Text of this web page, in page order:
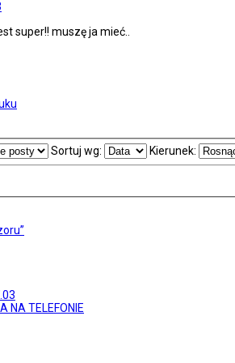
super!! muszę ja mieć..
Sortuj wg: Kierunek:
NA TELEFONIE